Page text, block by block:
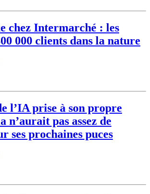
chez Intermarché : les
000 clients dans la nature
l’IA prise à son propre
n’aurait pas assez de
ses prochaines puces